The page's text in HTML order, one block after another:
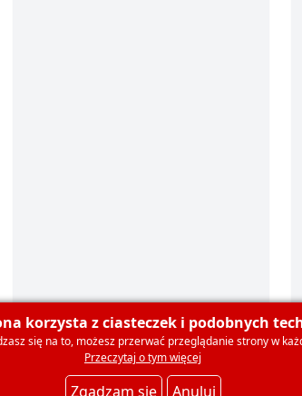
Dla mediów Deklaracja członkowska
korzysta z ciasteczek i podobnych
się na to, możesz przerwać przeglądanie strony w
Przeczytaj o tym więcej
Zgadzam się Anuluj